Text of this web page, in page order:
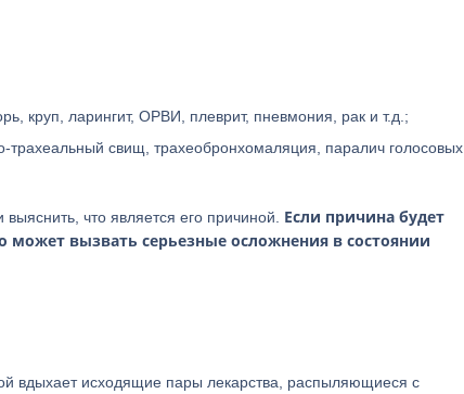
круп, ларингит, ОРВИ, плеврит, пневмония, рак и т.д.;
свищ, трахеобронхомаляция, паралич голосовых
что является его причиной. Если причина будет
может вызвать серьезные осложнения в состоянии
вдыхает исходящие пары лекарства, распыляющиеся с